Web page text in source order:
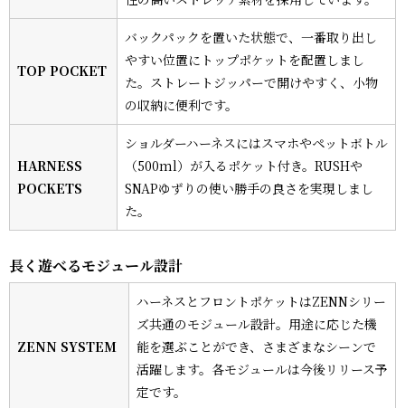
TOP POCKET
バックパックを置いた状態で、一番取り出し
やすい位置にトップポケットを配置しまし
た。ストレートジッパーで開けやすく、小物
の収納に便利です。
HARNESS
POCKETS
ショルダーハーネスにはスマホやペットボトル
（500ml）が入るポケット付き。RUSHや
SNAPゆずりの使い勝手の良さを実現しまし
た。
長く遊べるモジュール設計
ZENN SYSTEM
ハーネスとフロントポケットはZENNシリー
ズ共通のモジュール設計。用途に応じた機
能を選ぶことができ、さまざまなシーンで
活躍します。各モジュールは今後リリース予
定です。